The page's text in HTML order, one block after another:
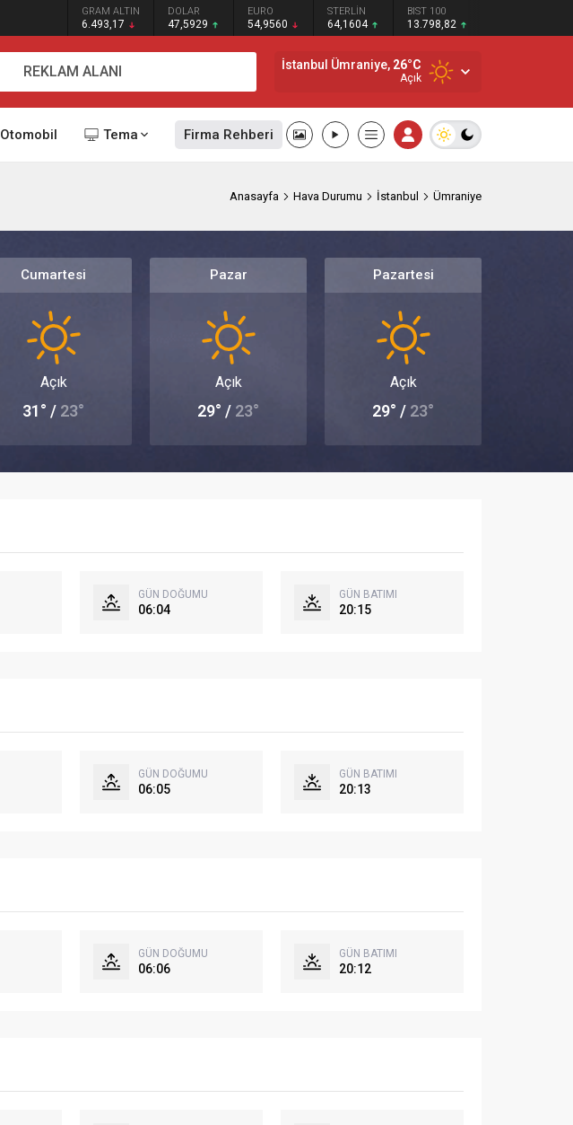
GRAM ALTIN
6.493,17
DOLAR
47,5929
EURO
54,9560
STERLİN
64,1604
BIST 100
13.798,82
REKLAM ALANI İstanbul Ümraniye, 26°C
Açık
Otomobil Tema Firma Rehberi
Anasayfa Hava Durumu İstanbul Ümraniye
Cumartesi
Açık
31° / 23°
Pazar
Açık
29° / 23°
Pazartesi
Açık
29° / 23°
GÜN DOĞUMU
06:04
GÜN BATIMI
20:15
GÜN DOĞUMU
06:05
GÜN BATIMI
20:13
GÜN DOĞUMU
06:06
GÜN BATIMI
20:12